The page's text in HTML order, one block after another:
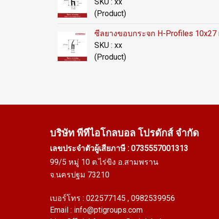
(Product)
ซีลยางขอบกระจก H-Profiles 10x27
SKU : xx
(Product)
บริษัท พีทีไอโกลบอล โปรดักส์ จำกัด
เลขประจำตัวผู้เสียภาษี : 0735557001313
99/5 หมู่ 10 ต.ไร่ขิง อ.สามพราน
จ.นครปฐม 73210
เบอร์โทร : 022577145 , 0982539956
Email : info@ptigroups.com